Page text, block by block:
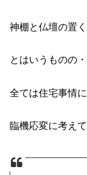
神棚と仏壇の置
とはいうものの・
全ては住宅事情
臨機応変に考え